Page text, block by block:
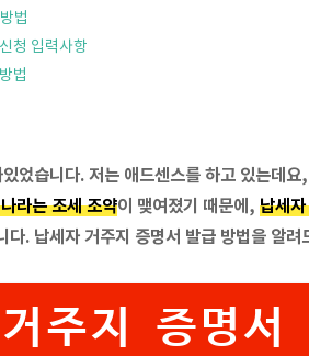
법
청 입력사항
법
었습니다. 저는 애드센스를 하고 있는데
라는 조세 조약이 맺여졌기 때문에, 납세
다. 납세자 거주지 증명서 발급 방법을 알
거주지 증명서